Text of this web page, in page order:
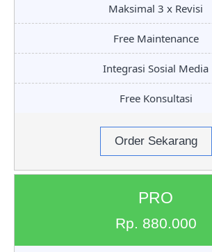
Maksimal 3 x Revisi
Free Maintenance
Integrasi Sosial Media
Free Konsultasi
Order Sekarang
PRO
Rp. 880.000